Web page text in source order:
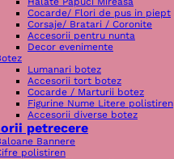
Cocarde/ Flori de pus in piept
Corsaje/ Bratari / Coronite
Accesorii pentru nunta
Decor evenimente
Lumanari botez
Accesorii tort botez
Cocarde / Marturii botez
Figurine Nume Litere polistiren
Accesorii diverse botez
petrecere
Bannere
polistiren